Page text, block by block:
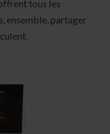
tous les
ensemble, partager